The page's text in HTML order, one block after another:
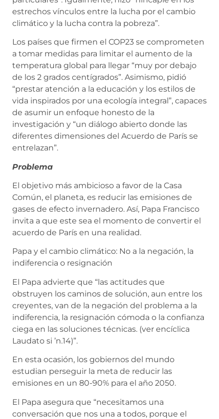
estrechos vínculos entre la lucha por el cambio
climático y la lucha contra la pobreza”.
Los países que firmen el COP23 se comprometen
a tomar medidas para limitar el aumento de la
temperatura global para llegar “muy por debajo
de los 2 grados centígrados”. Asimismo, pidió
“prestar atención a la educación y los estilos de
vida inspirados por una ecología integral”, capaces
de asumir un enfoque honesto de la
investigación y “un diálogo abierto donde las
diferentes dimensiones del Acuerdo de París se
entrelazan”.
Problema
El objetivo más ambicioso a favor de la Casa
Común, el planeta, es reducir las emisiones de
gases de efecto invernadero. Así, Papa Francisco
invita a que este sea el momento de convertir el
acuerdo de París en una realidad.
Papa y el cambio climático: No a la negación, la
indiferencia o resignación
El Papa advierte que “las actitudes que
obstruyen los caminos de solución, aun entre los
creyentes, van de la negación del problema a la
indiferencia, la resignación cómoda o la confianza
ciega en las soluciones técnicas. (ver encíclica
Laudato si ’n.14)”.
En esta ocasión, los gobiernos del mundo
estudian perseguir la meta de reducir las
emisiones en un 80-90% para el año 2050.
El Papa asegura que “necesitamos una
conversación que nos una a todos, porque el